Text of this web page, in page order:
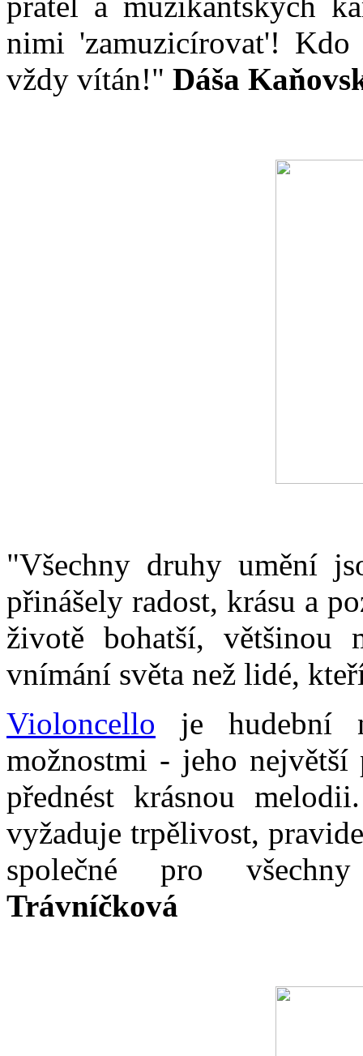
nimi 'zamuzicírovat'!
vždy vítán!" Dáša
"Všechny druhy umění
přinášely radost, krásu a
životě bohatší, většinou
vnímání světa než lidé,
Violoncello je hudební
možnostmi - jeho největší
přednést krásnou
vyžaduje trpělivost,
společné pro
Trávníčková